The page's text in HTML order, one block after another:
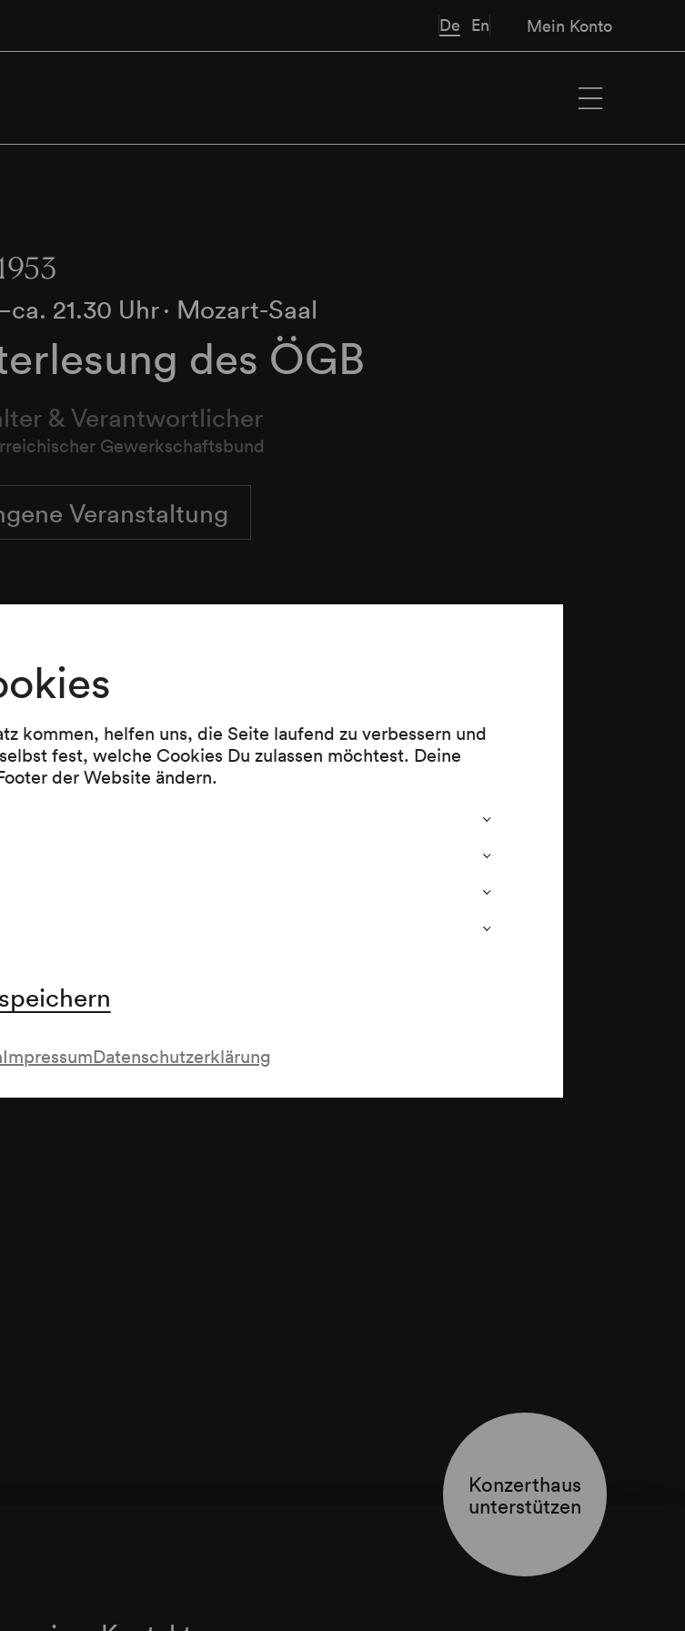
kommen, helfen uns, die Seite laufend zu verbessern und
fest, welche Cookies Du zulassen möchtest. Deine
der Website ändern.
ImpressumDatenschutzerklärung
De En Mein Konto
21.30 Uhr∙ Mozart-Saal
des ÖGB
& Verantwortlicher
Gewerkschaftsbund
Veranstaltung
Konzerthaus
unterstützen